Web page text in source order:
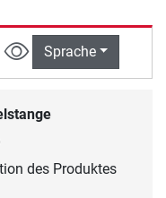
Sprache
des Produktes